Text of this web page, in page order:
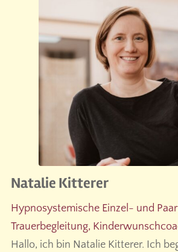
Natalie Kitterer
Hypnosystemische Einzel- und
Trauerbegleitung,
Hallo, ich bin Natalie Kitterer. Ich